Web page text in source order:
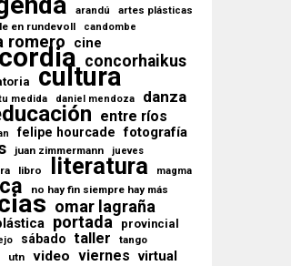
arandú artes plásticas
en rundevoll candombe
romero cine
concorhaikus
cultura
medida daniel mendoza danza
entre ríos
felipe hourcade fotografía
juan zimmermann jueves
libro literatura magma
no hay fin siempre hay más
omar lagraña
portada provincial
sábado taller tango
utn video viernes virtual